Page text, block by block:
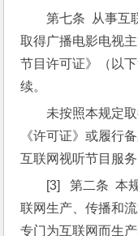
第七条  从事互
取得广播电影电视
节目许可证》（以
续。
未按照本规定
《许可证》或履行
互联网视听节目服务
[3]   第二条
联网生产、传播和
专门为互联网而生